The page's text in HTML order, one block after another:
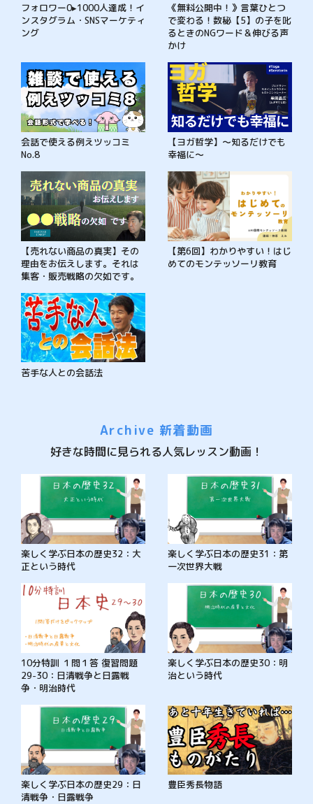
フォロワー0▸1000人達成！イ
ンスタグラム・SNSマーケティ
ング
《無料公開中！》言葉ひとつ
で変わる！数秘【5】の子を叱
るときのNGワード＆伸びる声
かけ
会話で使える例えツッコミ
No.8
【ヨガ哲学】〜知るだけでも
幸福に〜
【売れない商品の真実】その
理由をお伝えします。それは
集客・販売戦略の欠如です。
【第6回】わかりやすい！はじ
めてのモンテッソーリ教育
苦手な人との会話法
Archive 新着動画
好きな時間に見られる人気レッスン動画！
楽しく学ぶ日本の歴史32：大
正という時代
楽しく学ぶ日本の歴史31：第
一次世界大戦
10分特訓 １問１答 復習問題
29-30：日清戦争と日露戦
争・明治時代
楽しく学ぶ日本の歴史30：明
治という時代
楽しく学ぶ日本の歴史29：日
清戦争・日露戦争
豊臣秀長物語